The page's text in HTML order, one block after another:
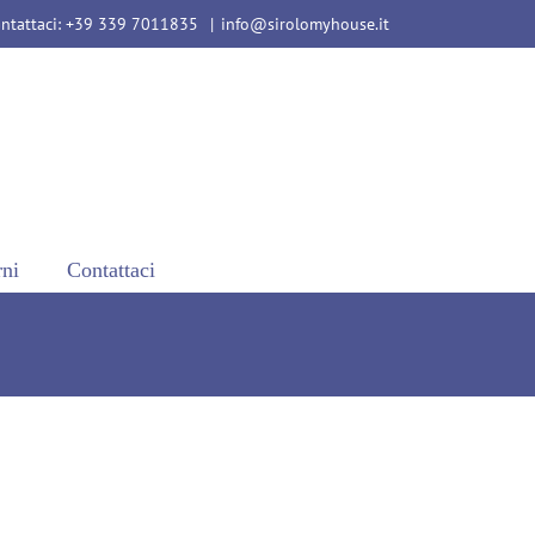
+39 339 7011835 | info@sirolomyhouse.it
Contattaci